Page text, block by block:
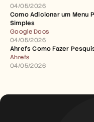
04/05/2026
Como Adicionar um Menu
Simples
Google Docs
04/05/2026
Ahrefs Como Fazer
Ahrefs
04/05/2026